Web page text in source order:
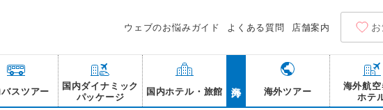
ウェブのお悩みガイド よくある質問 店舗案内
バスツアー
国内ダイナミック
パッケージ
国内ホテル・旅館 海外ツアー
海外航空
ホテ